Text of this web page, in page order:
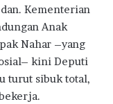
Kementerian
Anak
Nahar –yang
kini Deputi
turut sibuk total,